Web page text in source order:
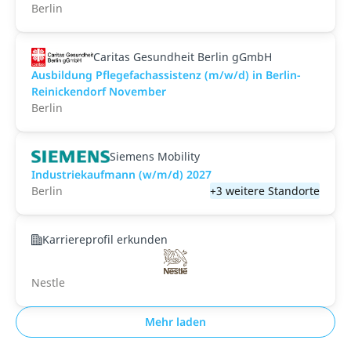
Berlin
Caritas Gesundheit Berlin gGmbH
Ausbildung Pflegefachassistenz (m/w/d) in Berlin-
Reinickendorf November
Berlin
Siemens Mobility
Industriekaufmann (w/m/d) 2027
Berlin
+3 weitere Standorte
Karriereprofil erkunden
Nestle
Mehr laden